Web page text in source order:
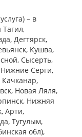
– в
Тагил,
Дегтярск,
Кушва,
Сысерть,
Cерги,
Качканар,
Новая Ляля,
Нижняя
Арти,
Тугулым,
обл),